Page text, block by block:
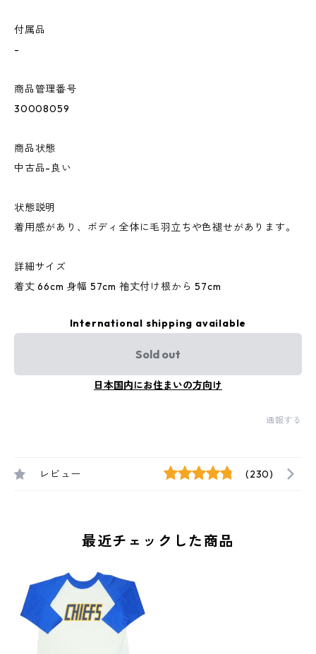
付属品
-
商品管理番号
30008059
商品状態
中古品-良い
状態説明
着用感があり、ボディ全体に毛羽立ちや色褪せがあります。
詳細サイズ
着丈 66cm 身幅 57cm 袖丈付け根から 57cm
International shipping available
Sold out
日本国内にお住まいの方向け
通報する
レビュー (230)
最近チェックした商品